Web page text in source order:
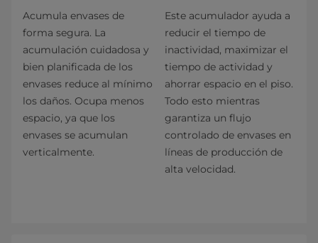
Acumula envases de
forma segura. La
acumulación cuidadosa y
bien planificada de los
envases reduce al mínimo
los daños. Ocupa menos
espacio, ya que los
envases se acumulan
verticalmente.
Este acumulador ayuda a
reducir el tiempo de
inactividad, maximizar el
tiempo de actividad y
ahorrar espacio en el piso.
Todo esto mientras
garantiza un flujo
controlado de envases en
líneas de producción de
alta velocidad.